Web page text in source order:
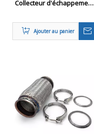
Collecteur d'échappement
Sonoma 94-04
Ajouter au panier